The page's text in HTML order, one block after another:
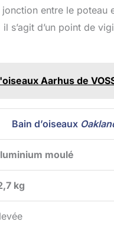
jonction entre le
s’agit d’un point de
Aarhus de
Bain d’oiseaux
moulé
kg